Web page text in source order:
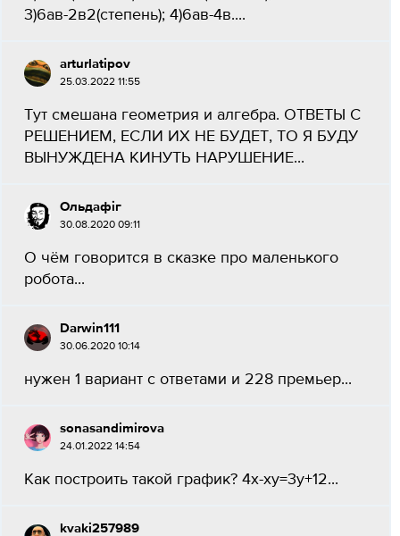
3)6ав-2в2(степень); 4)6ав-4в....
arturlatipov
25.03.2022 11:55
Тут смешана геометрия и алгебра. ОТВЕТЫ С
РЕШЕНИЕМ, ЕСЛИ ИХ НЕ БУДЕТ, ТО Я БУДУ
ВЫНУЖДЕНА КИНУТЬ НАРУШЕНИЕ...
Ольдафіг
30.08.2020 09:11
О чём говорится в сказке про маленького
робота...
Darwin111
30.06.2020 10:14
нужен 1 вариант с ответами и 228 премьер...
sonasandimirova
24.01.2022 14:54
Как построить такой график? 4x-xy=3y+12...
kvaki257989